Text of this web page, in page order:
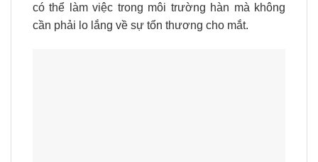
có thể làm việc trong môi trường hàn mà không
cần phải lo lắng về sự tổn thương cho mắt.